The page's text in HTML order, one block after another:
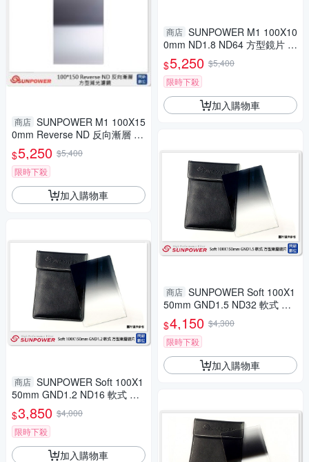
商店 SUNPOWER M1 100X15
0mm Reverse ND 反向漸層 G
ND1.2 ND16 方型鏡片 減光鏡
(減4格 湧蓮公司貨)
$5,250 $5,400
限時下殺
加入購物車
商店 SUNPOWER Soft 100X1
50mm GND1.2 ND16 軟式 方
型漸層鏡(湧蓮公司貨)
$3,850 $4,000
限時下殺
加入購物車
商店 SUNPOWER M1 100X10
0mm ND1.8 ND64 方型鏡片 減
光鏡(減6格 湧蓮公司貨)
$5,250 $5,400
限時下殺
加入購物車
商店 SUNPOWER Soft 100X1
50mm GND1.5 ND32 軟式 方
型漸層鏡(湧蓮公司貨)
$4,150 $4,300
限時下殺
加入購物車